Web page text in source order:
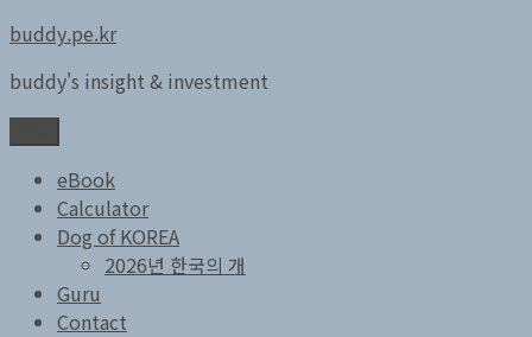
콘
츠
로
바
buddy.pe.kr
buddy's insight & investment
eBook
Calculator
Dog of KOREA
2026년 한국의 개
Guru
Contact